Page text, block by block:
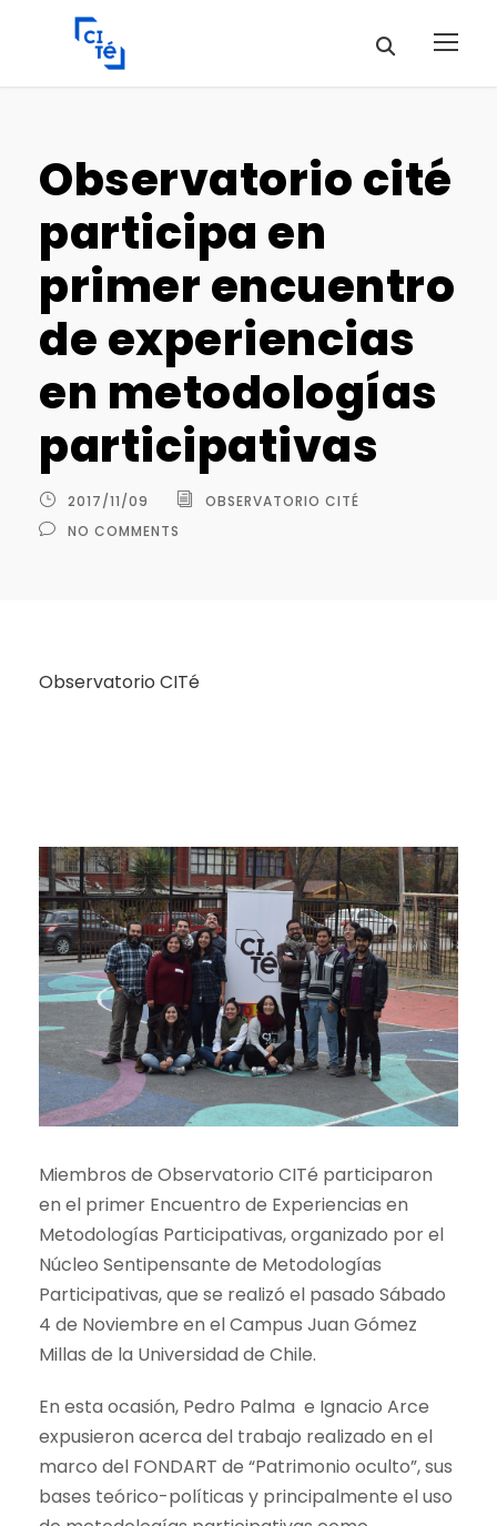
Observatorio cité
participa en
primer encuentro
de experiencias
en metodologías
participativas
2017/11/09
OBSERVATORIO CITÉ
NO COMMENTS
Observatorio CITé
Miembros de Observatorio CITé participaron
en el primer Encuentro de Experiencias en
Metodologías Participativas, organizado por el
Núcleo Sentipensante de Metodologías
Participativas, que se realizó el pasado Sábado
4 de Noviembre en el Campus Juan Gómez
Millas de la Universidad de Chile.
En esta ocasión, Pedro Palma e Ignacio Arce
expusieron acerca del trabajo realizado en el
marco del FONDART de “Patrimonio oculto”, sus
bases teórico-políticas y principalmente el uso